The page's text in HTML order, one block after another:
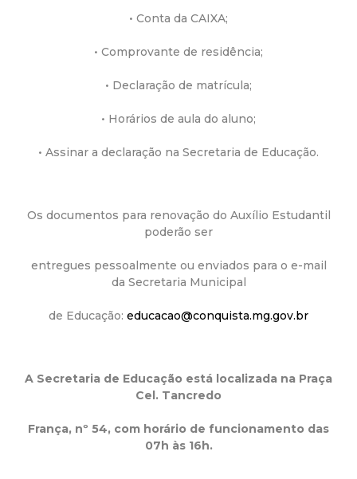
o
q
u
t
a
• Conta da CAIXA;
• Comprovante de residência;
• Declaração de matrícula;
• Horários de aula do aluno;
• Assinar a declaração na Secretaria de Educação.
Os documentos para renovação do Auxílio Estudantil
poderão ser
entregues pessoalmente ou enviados para o e-mail
da Secretaria Municipal
de Educação: educacao@conquista.mg.gov.br
A Secretaria de Educação está localizada na Praça
Cel. Tancredo
França, nº 54, com horário de funcionamento das
07h às 16h.